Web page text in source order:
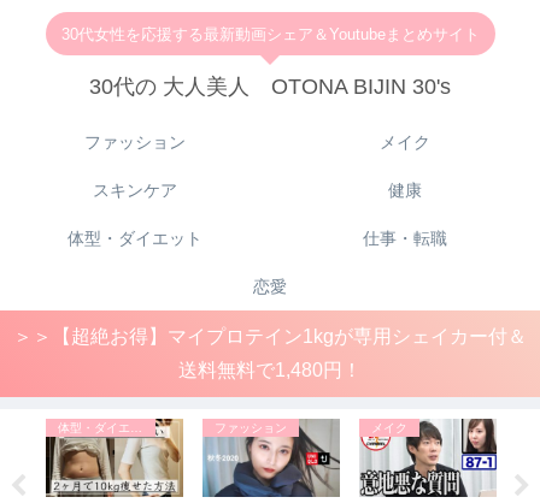
30代女性を応援する最新動画シェア＆Youtubeまとめサイト
30代の 大人美人 OTONA BIJIN 30's
ファッション メイク
スキンケア 健康
体型・ダイエット 仕事・転職
恋愛
＞＞【超絶お得】マイプロテイン1kgが専用シェイカー付＆
送料無料で1,480円！
ファッション メイク